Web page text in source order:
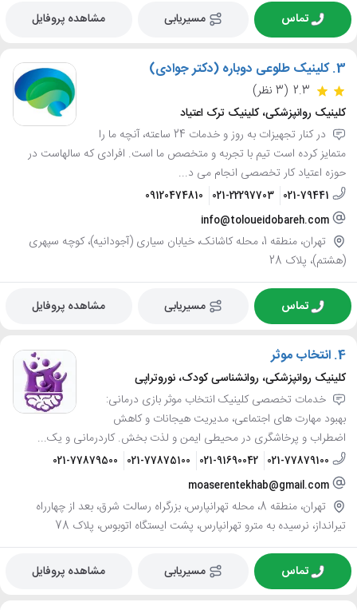
تماس مسیریابی مشاهده پروفایل
3. کلینیک طلوعی دوباره (دکتر جوادی)
2.3 (3 نظر)
کلینیک روانپزشکی، کلینیک ترک اعتیاد
در کنار تجهیزات به روز و خدمات 24 ساعته، آنچه ما را
متمایز کرده است تیم با تجربه و متخصص ما است. افرادی که سالهاست در
حوزه اعتیاد کار تخصصی انجام می د...
021-79441
021-22297703
09120474810
info@toloueidobareh.com
تهران، منطقه 1، محله کاشانک، خیابان سیاری (آجودانیه)، کوچه سپهری
(هشتم)، پلاک 28
تماس مسیریابی مشاهده پروفایل
4. انتخاب موثر
کلینیک روانپزشکی، روانشناسی کودک، نوروتراپی
خدمات تخصصی کلینیک انتخاب موثر بازی درمانی:
بهبود مهارت های اجتماعی، مدیریت هیجانات و کاهش
اضطراب و پرخاشگری در محیطی ایمن و لذت بخش. کاردرمانی و یک...
021-77879100
021-91690042
021-77875100
021-77879500
moaserentekhab@gmail.com
تهران، منطقه 8، محله تهرانپارس، بزرگراه رسالت شرق، بعد از چهارراه
تیرانداز، نرسیده به مترو تهرانپارس، پشت ایستگاه اتوبوس، پلاک 78
تماس مسیریابی مشاهده پروفایل